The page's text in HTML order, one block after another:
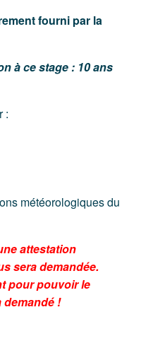
fourni par la
à ce stage : 10 ans
:
météorologiques du
attestation
sera demandée.
pour pouvoir le
demandé !